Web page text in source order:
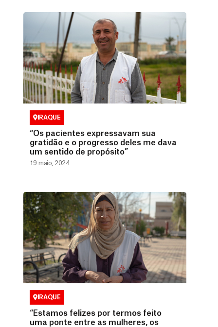
IRAQUE
“Os pacientes expressavam sua
gratidão e o progresso deles me dava
um sentido de propósito”
19 maio, 2024
IRAQUE
“Estamos felizes por termos feito
uma ponte entre as mulheres, os